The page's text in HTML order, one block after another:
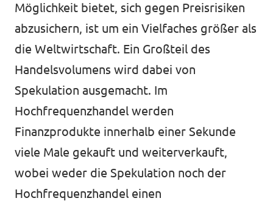
Möglichkeit bietet, sich gegen Preisrisiken
abzusichern, ist um ein Vielfaches größer als
die Weltwirtschaft. Ein Großteil des
Handelsvolumens wird dabei von
Spekulation ausgemacht. Im
Hochfrequenzhandel werden
Finanzprodukte innerhalb einer Sekunde
viele Male gekauft und weiterverkauft,
wobei weder die Spekulation noch der
Hochfrequenzhandel einen